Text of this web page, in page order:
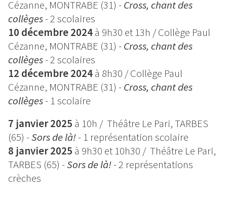
Cézanne, MONTRABE (31) -Cross, chant des
collèges- 2 scolaires
10 décembre 2024à 9h30 et 13h / Collège Paul
Cézanne, MONTRABE (31) -Cross, chant des
collèges- 2 scolaires
12 décembre 2024à 8h30 / Collège Paul
Cézanne, MONTRABE (31) -Cross, chant des
collèges- 1 scolaire
7 janvier 2025 à 10h / Théâtre Le Pari, TARBES
(65) -Sors de là!- 1 représentation scolaire
8 janvier 2025 à 9h30 et 10h30 / Théâtre Le Pari,
TARBES (65) -Sors de là!-2 représentations
crèches